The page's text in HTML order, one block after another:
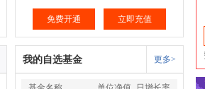
免费开通 立即充值
我的自选基金 更多>